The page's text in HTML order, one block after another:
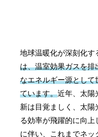
地球温暖化が深刻化す
は、温室効果ガスを排
なエネルギー源として
ています。近年、太陽
新は目覚ましく、太陽
る効率が飛躍的に向
に伴い、これまでネッ